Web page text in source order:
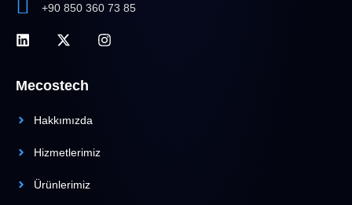
+90 850 360 73 85
Mecostech
Hakkımızda
Hizmetlerimiz
Ürünlerimiz